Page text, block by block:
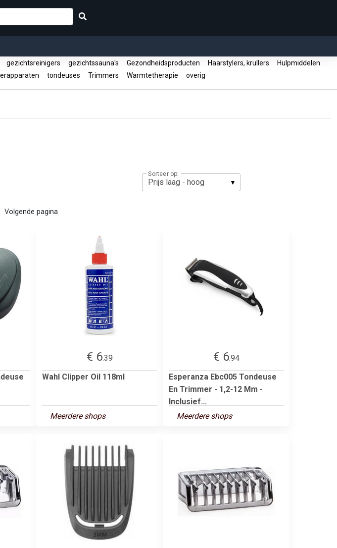
gezichtsreinigers gezichtssauna's Gezondheidsproducten Haarstylers, krullers
Hulpmiddelen
tondeuses Trimmers Warmtetherapie overig
Sorteer op:
Volgende pagina
€ 6.39
Wahl Clipper Oil 118ml
Meerdere shops
€ 6.94
Esperanza Ebc005 Tondeuse
En Trimmer - 1,2-12 Mm -
Inclusief...
Meerdere shops